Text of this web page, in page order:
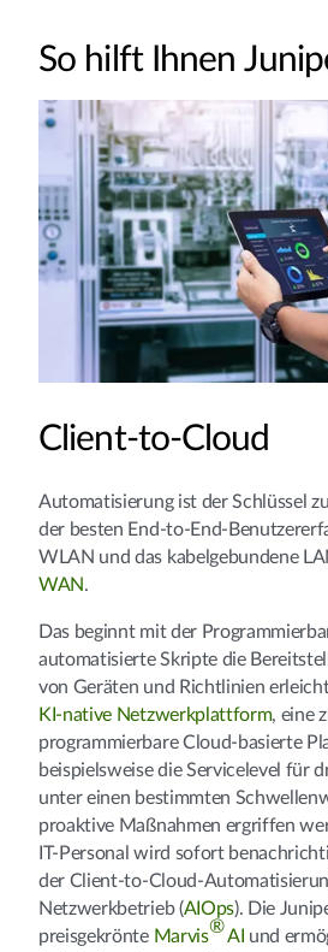
So hilft Ihnen
Client-to-Cloud
Automatisierung ist der Schlüssel
der besten End-to-End-
WLAN und das kabelgebundene
WAN.
Das beginnt mit der
automatisierte Skripte die
von Geräten und Richtlinien
KI-native Netzwerkplattform, eine
programmierbare Cloud-basierte
beispielsweise die Servicelevel für
unter einen bestimmten
proaktive Maßnahmen ergriffen
IT-Personal wird sofort
der Client-to-Cloud-
Netzwerkbetrieb (AIOps). Die
preisgekrönte Marvis®AI und